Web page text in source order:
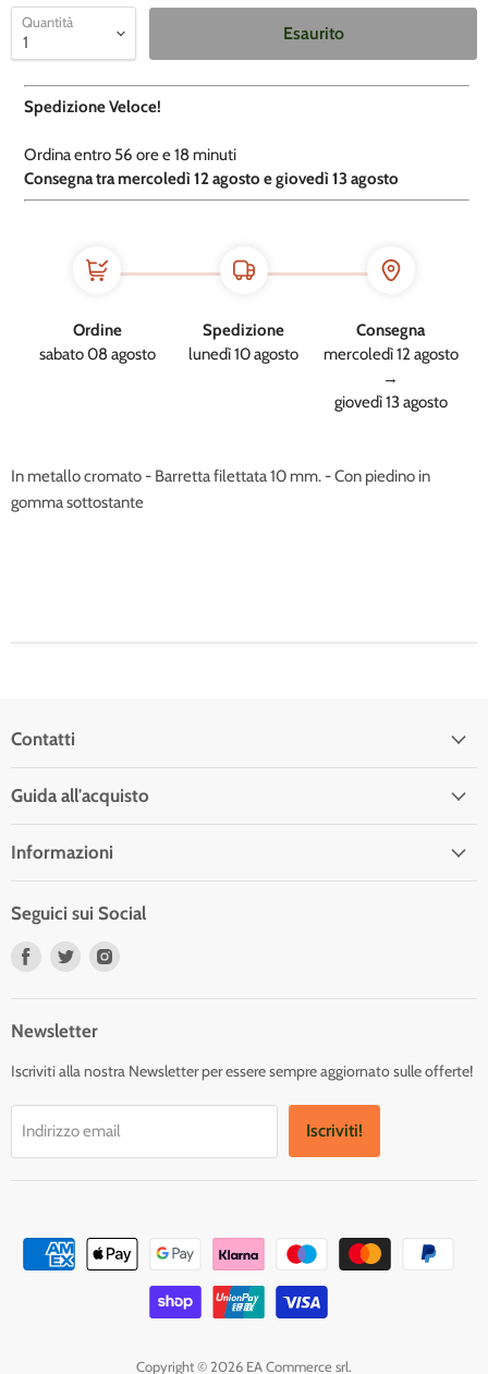
Quantità
Esaurito
Spedizione Veloce!
Ordina entro 56 ore e18 minuti
​Consegna tra mercoledì 12 agosto e giovedì 13 agosto
Ordine
sabato 08 agosto
Spedizione
lunedì 10 agosto
Consegna
mercoledì 12 agosto
→
giovedì 13 agosto
In metallo cromato - Barretta filettata 10 mm. - Con piedino in
gomma sottostante
Contatti
Guida all'acquisto
Informazioni
Seguici sui Social
Trovaci
Trovaci
Newsletter
Iscriviti alla nostra Newsletter per essere sempre aggiornato sulle offerte!
Indirizzo email Iscriviti!
Copyright © 2026 EA Commerce srl.